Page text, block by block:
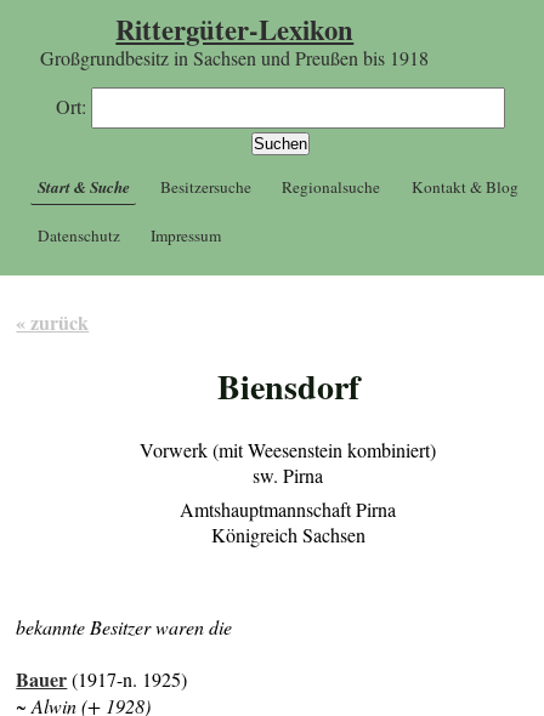
Rittergüter-Lexikon
Großgrundbesitz in Sachsen und Preußen bis 1918
Ort:
Start & Suche Besitzersuche Regionalsuche Kontakt & Blog
Datenschutz Impressum
« zurück
Biensdorf
Vorwerk (mit Weesenstein kombiniert)
sw. Pirna
Amtshauptmannschaft Pirna
Königreich Sachsen
bekannte Besitzer waren die
Bauer(1917-n. 1925)
~ Alwin (+ 1928)